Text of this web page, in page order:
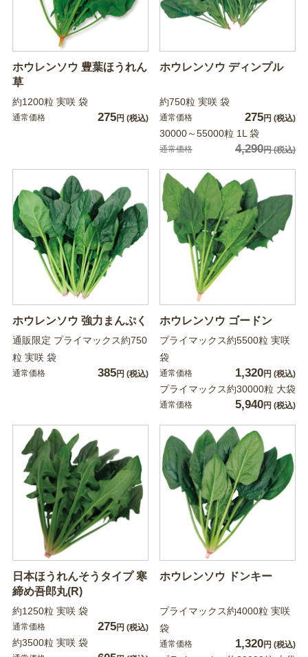
ホウレンソウ 豊葉ほうれん
草
約1200粒 実咲 袋
通常価格 275円 (税込)
ホウレンソウ ディンプル
約750粒 実咲 袋
通常価格 275円 (税込)
30000～55000粒 1L 袋
通常価格 4,290円(税込)
ホウレンソウ 強力まんぷく
通販限定 プライマックス約750
粒 実咲 袋
通常価格 385円 (税込)
ホウレンソウ ゴードン
プライマックス約5500粒 実咲
袋
通常価格 1,320円 (税込)
プライマックス約30000粒 大袋
通常価格 5,940円 (税込)
日本ほうれんそうタイプ 寒
締め吾郎丸(R)
約1250粒 実咲 袋
通常価格 275円 (税込)
約3500粒 実咲 袋
ホウレンソウ ドンキー
プライマックス約4000粒 実咲
袋
通常価格 1,320円 (税込)